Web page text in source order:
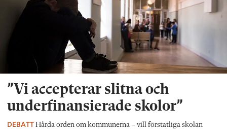
”Vi accepterar slitna och
underfinansierade skolor”
DEBATT Hårda orden om kommunerna – vill förstatliga skolan